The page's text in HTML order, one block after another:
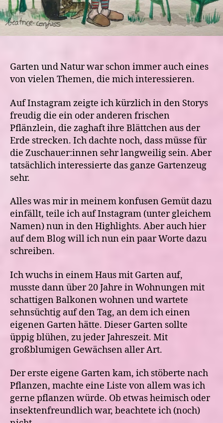
Garten und Natur war schon immer auch eines
von vielen Themen, die mich interessieren.
Auf Instagram zeigte ich kürzlich in den Storys
freudig die ein oder anderen frischen
Pflänzlein, die zaghaft ihre Blättchen aus der
Erde strecken. Ich dachte noch, dass müsse für
die Zuschauer:innen sehr langweilig sein. Aber
tatsächlich interessierte das ganze Gartenzeug
sehr.
Alles was mir in meinem konfusen Gemüt dazu
einfällt, teile ich auf Instagram (unter gleichem
Namen) nun in den Highlights. Aber auch hier
auf dem Blog will ich nun ein paar Worte dazu
schreiben.
Ich wuchs in einem Haus mit Garten auf,
musste dann über 20 Jahre in Wohnungen mit
schattigen Balkonen wohnen und wartete
sehnsüchtig auf den Tag, an dem ich einen
eigenen Garten hätte. Dieser Garten sollte
üppig blühen, zu jeder Jahreszeit. Mit
großblumigen Gewächsen aller Art.
Der erste eigene Garten kam, ich stöberte nach
Pflanzen, machte eine Liste von allem was ich
gerne pflanzen würde. Ob etwas heimisch oder
insektenfreundlich war, beachtete ich (noch)